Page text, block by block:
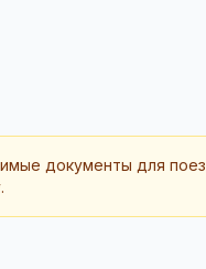
документы для